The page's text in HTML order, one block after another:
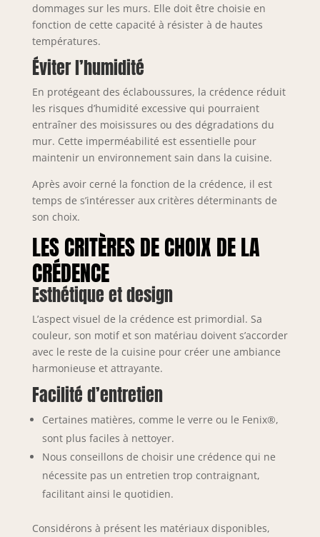
dommages sur les murs. Elle doit être choisie en
fonction de cette capacité à résister à de hautes
températures.
Éviter l’humidité
En protégeant des éclaboussures, la crédence réduit
les risques d’humidité excessive qui pourraient
entraîner des moisissures ou des dégradations du
mur. Cette imperméabilité est essentielle pour
maintenir un environnement sain dans la cuisine.
Après avoir cerné la fonction de la crédence, il est
temps de s’intéresser aux critères déterminants de
son choix.
LES CRITÈRES DE CHOIX DE LA
CRÉDENCE
Esthétique et design
L’aspect visuel de la crédence est primordial. Sa
couleur, son motif et son matériau doivent s’accorder
avec le reste de la cuisine pour créer une ambiance
harmonieuse et attrayante.
Facilité d’entretien
Certaines matières, comme le verre ou le Fenix®,
sont plus faciles à nettoyer.
Nous conseillons de choisir une crédence qui ne
nécessite pas un entretien trop contraignant,
facilitant ainsi le quotidien.
Considérons à présent les matériaux disponibles,